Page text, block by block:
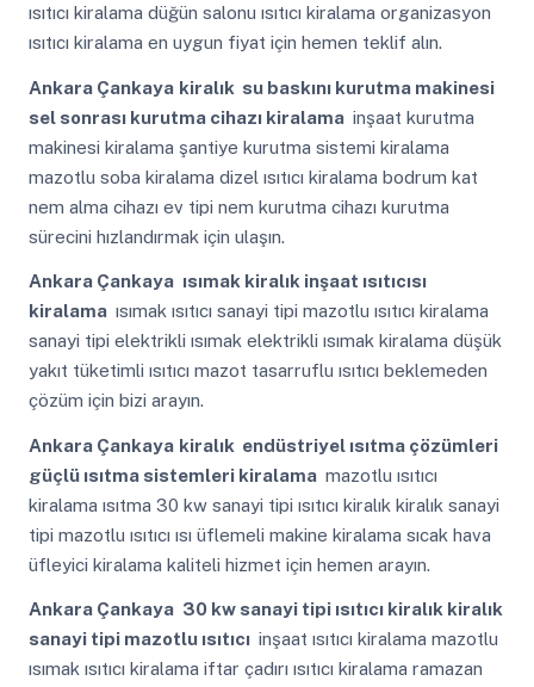
ısıtıcı kiralama düğün salonu ısıtıcı kiralama organizasyon
ısıtıcı kiralama en uygun fiyat için hemen teklif alın.
Ankara Çankaya kiralık su baskını kurutma makinesi
sel sonrası kurutma cihazı kiralama inşaat kurutma
makinesi kiralama şantiye kurutma sistemi kiralama
mazotlu soba kiralama dizel ısıtıcı kiralama bodrum kat
nem alma cihazı ev tipi nem kurutma cihazı kurutma
sürecini hızlandırmak için ulaşın.
Ankara Çankaya ısımak kiralık inşaat ısıtıcısı
kiralama ısımak ısıtıcı sanayi tipi mazotlu ısıtıcı kiralama
sanayi tipi elektrikli ısımak elektrikli ısımak kiralama düşük
yakıt tüketimli ısıtıcı mazot tasarruflu ısıtıcı beklemeden
çözüm için bizi arayın.
Ankara Çankaya kiralık endüstriyel ısıtma çözümleri
güçlü ısıtma sistemleri kiralama mazotlu ısıtıcı
kiralama ısıtma 30 kw sanayi tipi ısıtıcı kiralık kiralık sanayi
tipi mazotlu ısıtıcı ısı üflemeli makine kiralama sıcak hava
üfleyici kiralama kaliteli hizmet için hemen arayın.
Ankara Çankaya 30 kw sanayi tipi ısıtıcı kiralık kiralık
sanayi tipi mazotlu ısıtıcı inşaat ısıtıcı kiralama mazotlu
ısımak ısıtıcı kiralama iftar çadırı ısıtıcı kiralama ramazan